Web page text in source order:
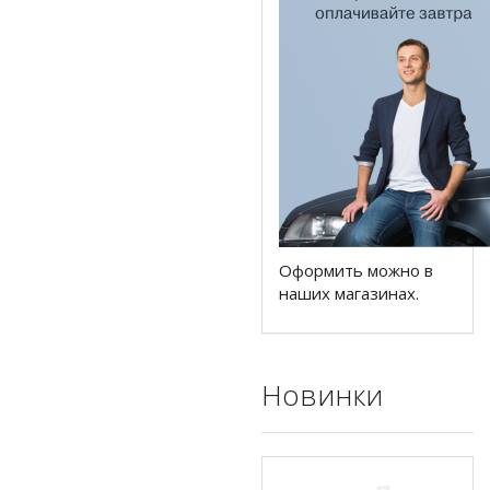
Оформить можно в
наших магазинах.
Новинки